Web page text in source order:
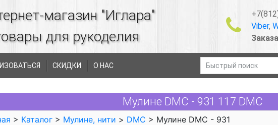
магазин "Иглара"
для рукоделия
Viber,
СКИДКИ О НАС
Мулине DMC - 931 117 DMC
> Каталог > Мулине, нити > DMC > Мулине DMC - 931